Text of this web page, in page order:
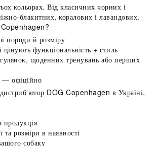
кольорах. Від класичних чорних і
блакитних, коралових і лавандових.
породи й розміру
цінують функціональність + стиль
щоденних тренувань або перших
офіційно
DOG Copenhagen в Україні,
продукція
та розміри в наявності
собаку